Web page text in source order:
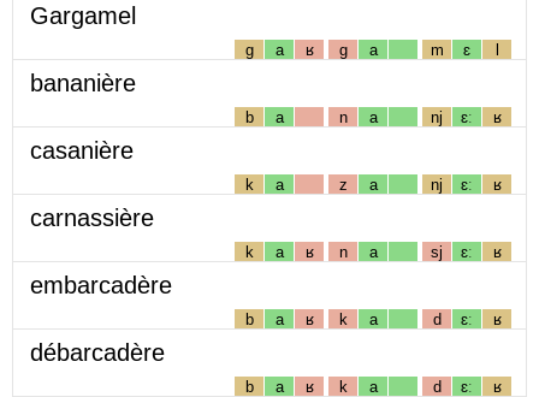
Gargamel
g a ʁ g a m ɛ l
bananière
b a n a nj ɛː ʁ
casanière
k a z a nj ɛː ʁ
carnassière
k a ʁ n a sj ɛː ʁ
embarcadère
b a ʁ k a d ɛː ʁ
débarcadère
b a ʁ k a d ɛː ʁ